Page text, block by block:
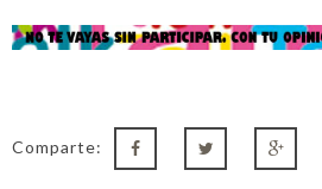
Comparte: